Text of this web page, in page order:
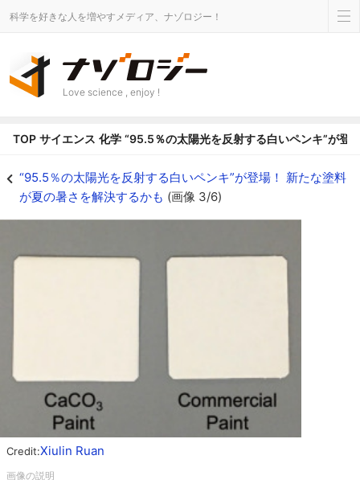
科学を好きな人を増やすメディア、ナゾロジー！
Love science , enjoy !
TOP サイエンス 化学 “95.5％の太陽光を反射する白いペンキ”が登
“95.5％の太陽光を反射する白いペンキ”が登場！ 新たな塗料
が夏の暑さを解決するかも (画像 3/6)
Credit:Xiulin Ruan